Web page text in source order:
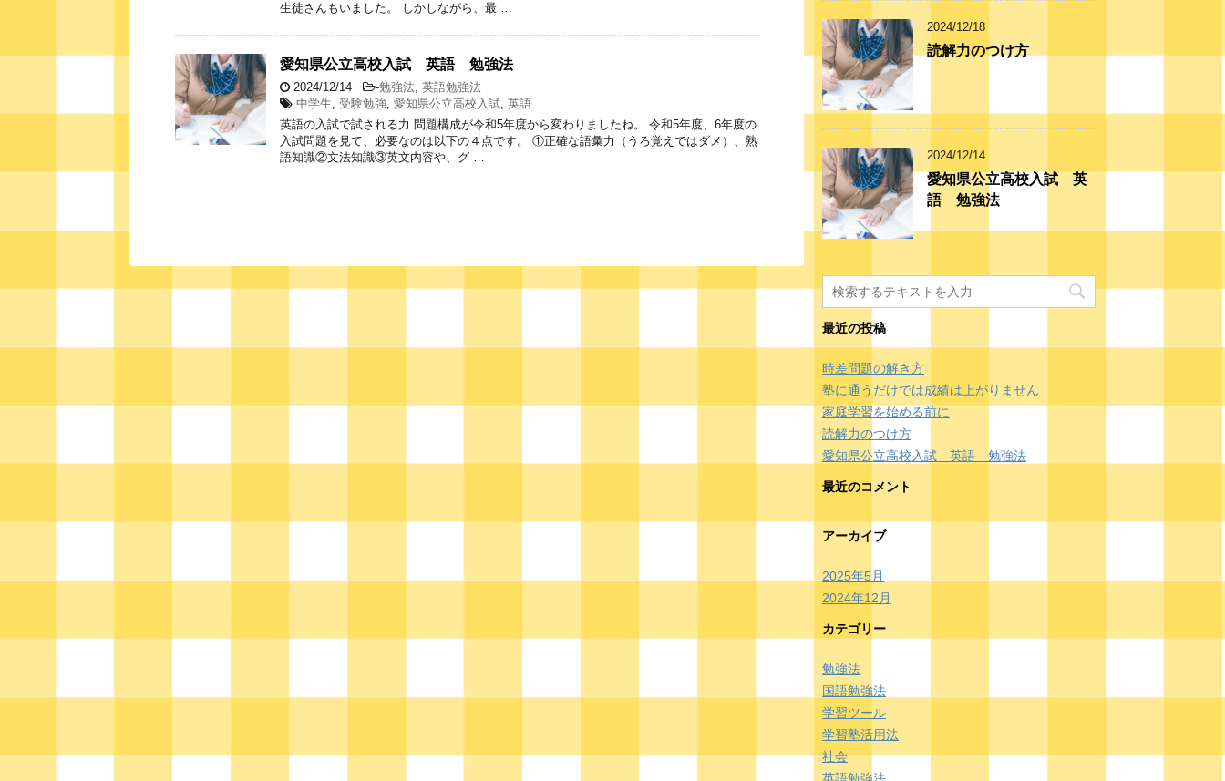
生徒さんもいました。 しかしながら、最 …
愛知県公立高校入試 英語 勉強法
2024/12/14 -勉強法, 英語勉強法
中学生, 受験勉強, 愛知県公立高校入試, 英語
英語の入試で試される力 問題構成が令和5年度から変わりましたね。 令和5年度、6年度の
入試問題を見て、必要なのは以下の４点です。 ①正確な語彙力（うろ覚えではダメ）、熟
語知識②文法知識③英文内容や、グ …
2024/12/18
読解力のつけ方
2024/12/14
愛知県公立高校入試 英
語 勉強法
最近の投稿
時差問題の解き方
塾に通うだけでは成績は上がりません
家庭学習を始める前に
読解力のつけ方
愛知県公立高校入試 英語 勉強法
最近のコメント
アーカイブ
2025年5月
2024年12月
カテゴリー
勉強法
国語勉強法
学習ツール
学習塾活用法
社会